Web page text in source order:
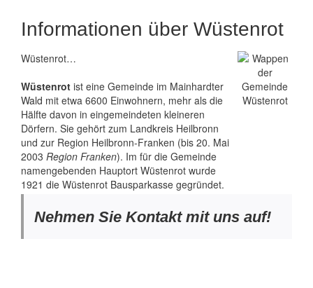
Informationen über Wüstenrot
Wüstenrot…
Wüstenrot ist eine Gemeinde im Mainhardter
Wald mit etwa 6600 Einwohnern, mehr als die
Hälfte davon in eingemeindeten kleineren
Dörfern. Sie gehört zum Landkreis Heilbronn
und zur Region Heilbronn-Franken (bis 20. Mai
2003 Region Franken). Im für die Gemeinde
namengebenden Hauptort Wüstenrot wurde
1921 die Wüstenrot Bausparkasse gegründet.
Nehmen Sie Kontakt mit uns auf!